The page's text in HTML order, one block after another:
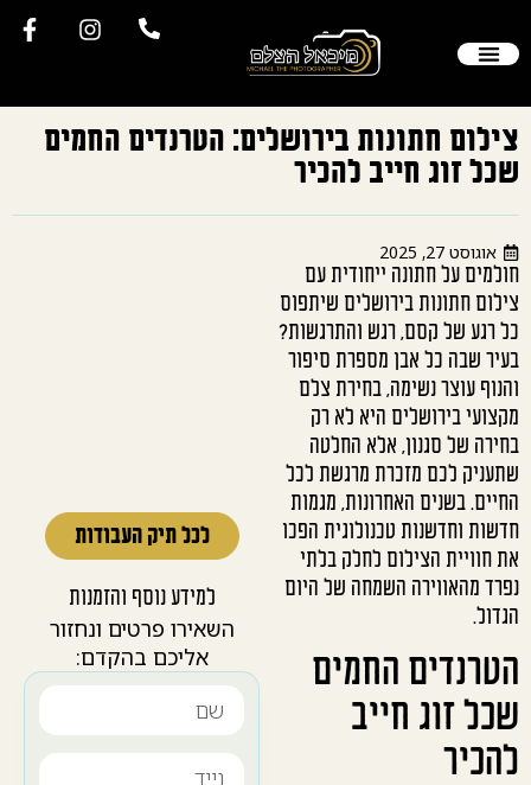
צילום חתונות בירושלים: הטרנדים החמים
שכל זוג חייב להכיר
אוגוסט 27, 2025
חולמים על חתונה ייחודית עם
צילום חתונות בירושלים שיתפוס
כל רגע של קסם, רגש והתרגשות?
בעיר שבה כל אבן מספרת סיפור
והנוף עוצר נשימה, בחירת צלם
מקצועי בירושלים היא לא רק
בחירה של סגנון, אלא החלטה
שתעניק לכם מזכרת מרגשת לכל
החיים. בשנים האחרונות, מגמות
חדשות וחדשנות טכנולוגית הפכו
את חוויית הצילום לחלק בלתי
נפרד מהאווירה השמחה של היום
הגדול.
הטרנדים החמים
שכל זוג חייב
להכיר
לכל תיק העבודות
למידע נוסף והזמנות
השאירו פרטים ונחזור
אליכם בהקדם: